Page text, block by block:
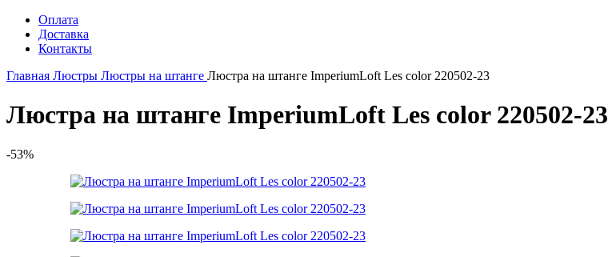
Оплата
Доставка
Контакты
Главная Люстры Люстры на штанге Люстра на штанге ImperiumLoft Les color 220502-23
Люстра на штанге ImperiumLoft Les color 220502-23
-53%